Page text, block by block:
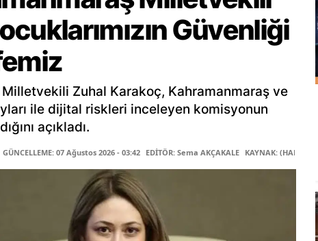
Güvenliği
Zuhal Karakoç, Kahramanmaraş ve
ile dijital riskleri inceleyen komisyonun
açıkladı.
GÜNCELLEME: 07 Ağustos 2026 - 03:42 EDİTÖR: Sema AKÇAKALE KAYNAK: (HABER